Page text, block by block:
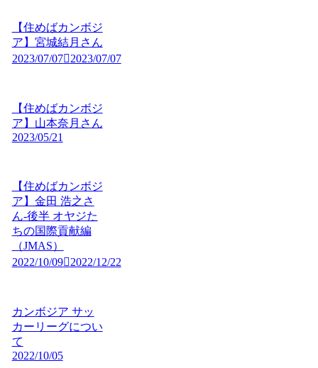
【住めばカンボジ
ア】宮城結月さん
2023/07/07
2023/07/07
【住めばカンボジ
ア】山本奈月さん
2023/05/21
【住めばカンボジ
ア】金田 浩之さ
ん-後半 オヤジた
ちの国際貢献編
（JMAS）
2022/10/09
2022/12/22
カンボジア サッ
カーリーグについ
て
2022/10/05